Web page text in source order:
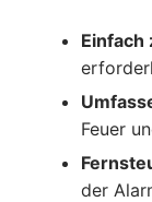
Einfach
Feuer
der